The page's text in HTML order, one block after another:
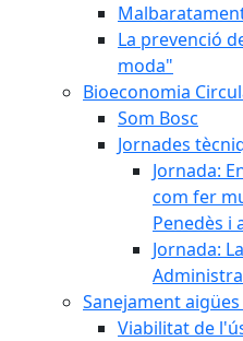
La prevenció
moda"
Bioeconomia
Som Bosc
Jornades
Jornada:
com fer
Penedès i
Jornada:
Sanejament
Viabilitat de